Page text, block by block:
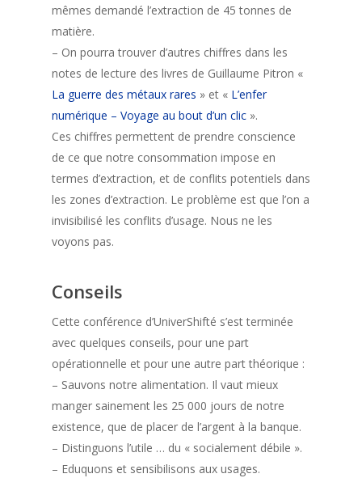
mêmes demandé l’extraction de 45 tonnes de
matière.
– On pourra trouver d’autres chiffres dans les
notes de lecture des livres de Guillaume Pitron «
La guerre des métaux rares » et « L’enfer
numérique – Voyage au bout d’un clic ».
Ces chiffres permettent de prendre conscience
de ce que notre consommation impose en
termes d’extraction, et de conflits potentiels dans
les zones d’extraction. Le problème est que l’on a
invisibilisé les conflits d’usage. Nous ne les
voyons pas.
Conseils
Cette conférence d’UniverShifté s’est terminée
avec quelques conseils, pour une part
opérationnelle et pour une autre part théorique :
– Sauvons notre alimentation. Il vaut mieux
manger sainement les 25 000 jours de notre
existence, que de placer de l’argent à la banque.
– Distinguons l’utile … du « socialement débile ».
– Eduquons et sensibilisons aux usages.